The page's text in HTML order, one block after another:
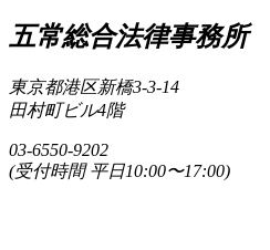
五常総合法律事務所
東京都港区新橋3-3-14
田村町ビル4階
03-6550-9202
(受付時間 平日10:00〜17:00)